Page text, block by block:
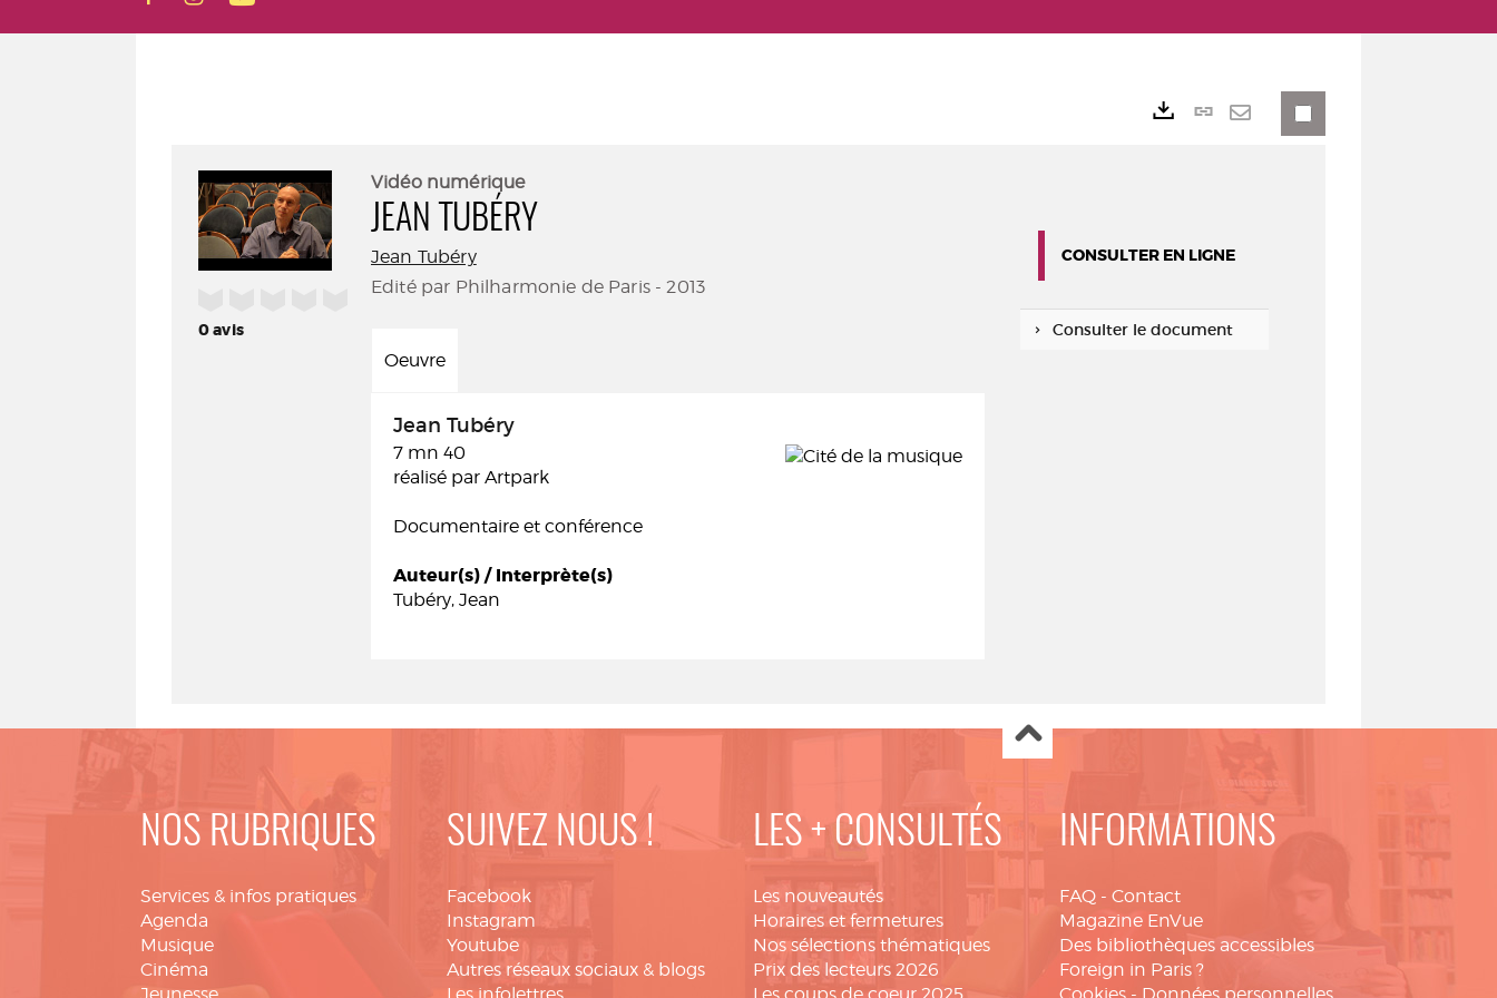
0avis
Vidéo numérique
JEAN TUBÉRY
Jean Tubéry
Edité par Philharmonie de Paris - 2013
Oeuvre
Jean Tubéry
7 mn 40
réalisé par Artpark
Documentaire et conférence
Auteur(s) / Interprète(s)
Tubéry, Jean
Lien
CONSULTER EN LIGNE
Consulter le document
NOS RUBRIQUES
Services & infos pratiques
Agenda
Musique
Cinéma
SUIVEZ NOUS !
Facebook
Instagram
Youtube
Autres réseaux sociaux & blogs
LES + CONSULTÉS
Les nouveautés
Horaires et fermetures
Nos sélections thématiques
Prix des lecteurs 2026
INFORMATIONS
FAQ - Contact
Magazine EnVue
Des bibliothèques accessibles
Foreign in Paris ?